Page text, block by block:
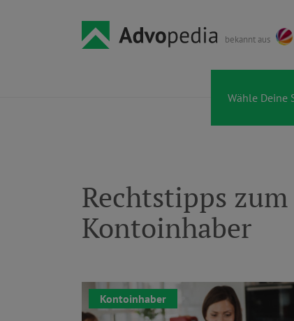
bekannt aus
Rechtstipps zum
Kontoinhaber
Kontoinhaber